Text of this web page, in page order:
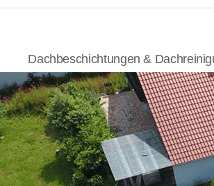
Dachbeschichtungen &